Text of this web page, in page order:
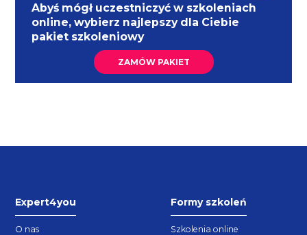
Abyś mógł uczestniczyć w szkoleniach
online, wybierz najlepszy dla Ciebie
pakiet szkoleniowy
ZAMÓW PAKIET
Expert4you
O nas
Formy szkoleń
Szkolenia online